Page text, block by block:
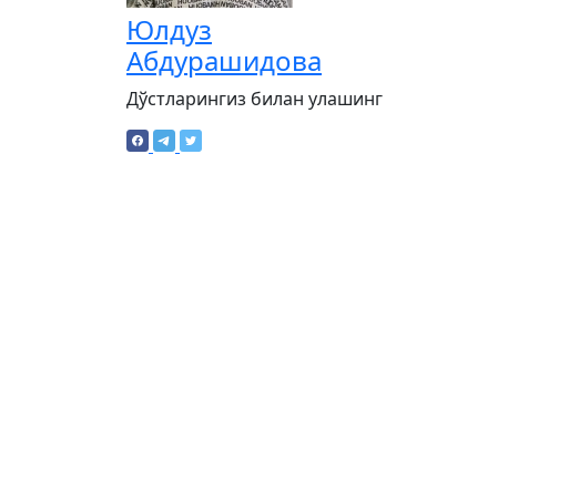
Юлдуз
Абдурашидова
Дўстларингиз билан улашинг